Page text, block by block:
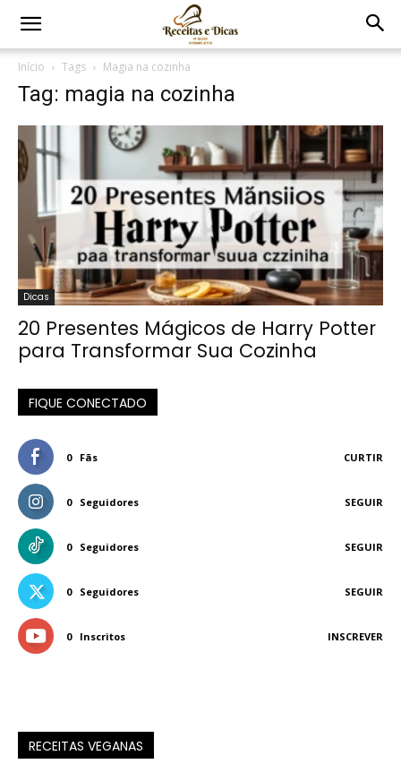
Início Tags Magia na cozinha
Tag: magia na cozinha
Dicas
20 Presentes Mágicos de Harry Potter
para Transformar Sua Cozinha
FIQUE CONECTADO
0 Fãs CURTIR
0 Seguidores SEGUIR
0 Seguidores SEGUIR
0 Seguidores SEGUIR
0 Inscritos INSCREVER
RECEITAS VEGANAS